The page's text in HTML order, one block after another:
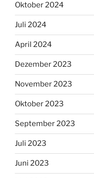
Oktober 2024
Juli 2024
April 2024
Dezember 2023
November 2023
Oktober 2023
September 2023
Juli 2023
Juni 2023